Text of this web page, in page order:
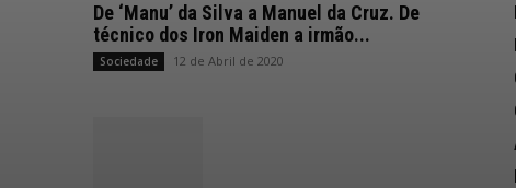
De ‘Manu’ da Silva a Manuel da Cruz. De
técnico dos Iron Maiden a irmão...
Sociedade 12 de Abril de 2020